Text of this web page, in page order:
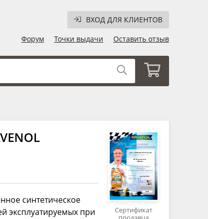
ВХОД ДЛЯ КЛИЕНТОВ
Форум
Точки выдачи Оставить отзыв
синтетическое
эксплуатируемых при
Сертификат